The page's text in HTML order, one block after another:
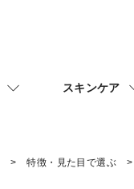
スキンケア
特徴・見た目で選ぶ